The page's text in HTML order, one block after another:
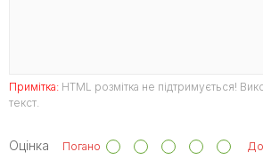
Примітка: HTML розмітка не підтримується!
текст.
Оцінка Погано